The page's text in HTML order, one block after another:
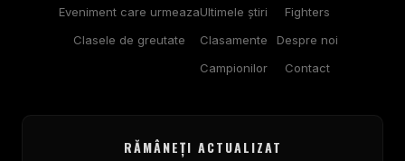
Eveniment care urmeaza
Clasele de greutate
Ultimele ştiri
Clasamente
Campionilor
Fighters
Despre noi
Contact
RĂMÂNEȚI ACTUALIZAT